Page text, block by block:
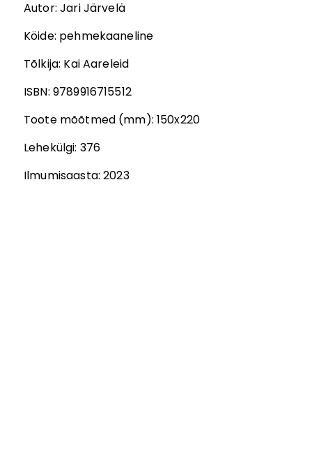
Autor:Jari Järvelä
Köide: pehmekaaneline
Tõlkija: Kai Aareleid
ISBN: 9789916715512
Toote mõõtmed (mm):150x220
Lehekülgi: 376
Ilmumisaasta:2023